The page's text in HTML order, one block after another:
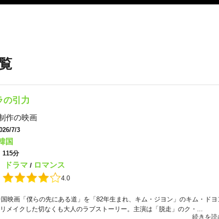
の引力
作の映画
7/3
国
115分
ドラマ / ロマンス
4.0
映画「僕らの先にある道」を「82年生まれ、キム・ジヨン」のキム・ドヨ
メイクした切なくも大人のラブストーリー。主演は「脱走」のク・...
続きを読